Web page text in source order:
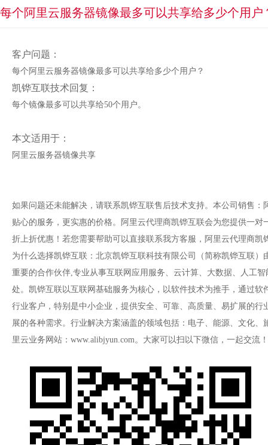
每个阿里云服务器镜像最多可以共享给多少个用户
客户问题：
每个阿里云服务器镜像最多可以共享给多少个用户？
凯铧互联技术回复：
每个镜像最多可以共享给50个用户。
本文适用于：
阿里云服务器镜像共享
如果问题还未能解决，请联系凯铧互联售后技术支持。本公司销售
贴心的服务，更实惠的价格。阿里云代理商凯铧互联会为您提供一
折上折优惠！若您需要帮助可以直接联系我方客服，阿里云代理商凯
为什么选择凯铧互联 ： 北京凯铧互联科技有限公司（简称凯铧互联
重要的合作伙伴,专业从事互联网应用服务、云计算、大数据、人工
处。凯铧互联以互联网基础服务为核心，以软件技术为推手，通过
行业客户，特别是中小企业，提供安全、可靠、高质量、易扩展的
展的各种需求。行业解决方案涵盖的领域包括：电子、能源、文化、
里云业务网站：www.alibjyun.com。大家可以扫以下微信，一起交流！